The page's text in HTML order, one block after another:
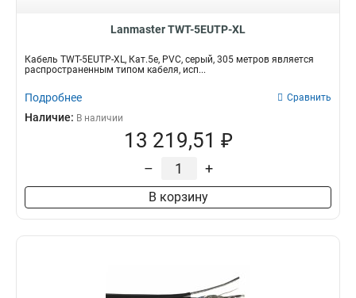
Lanmaster TWT-5EUTP-XL
Кабель TWT-5EUTP-XL, Кат.5e, PVC, серый, 305 метров является
распространенным типом кабеля, исп...
Подробнее Сравнить
Наличие: В наличии
13 219,51 ₽
– +
В корзину